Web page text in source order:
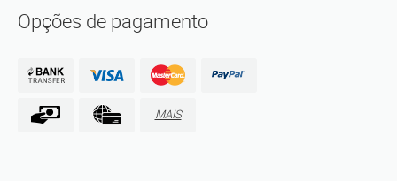
Opções de pagamento
MAIS